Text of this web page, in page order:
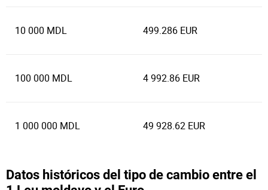
10 000 MDL 499.286 EUR
100 000 MDL 4 992.86 EUR
1 000 000 MDL 49 928.62 EUR
Datos históricos del tipo de cambio entre el